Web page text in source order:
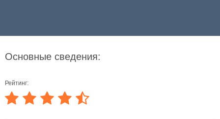
Основные сведения:
Рейтинг: